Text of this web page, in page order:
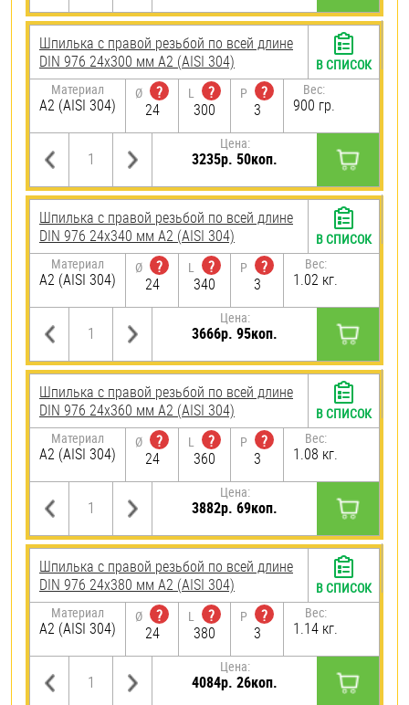
Шпилька с правой резьбой по всей длине
DIN 976 24х300 мм А2 (AISI 304)
Материал
А2 (AISI 304)
Ø
?
24
L
?
300
P
?
3
Вес:
900 гр.
Цена:
3235р. 50коп.
В СПИСОК
Шпилька с правой резьбой по всей длине
DIN 976 24х340 мм А2 (AISI 304)
Материал
А2 (AISI 304)
Ø
?
24
L
?
340
P
?
3
Вес:
1.02 кг.
Цена:
3666р. 95коп.
В СПИСОК
Шпилька с правой резьбой по всей длине
DIN 976 24х360 мм А2 (AISI 304)
Материал
А2 (AISI 304)
Ø
?
24
L
?
360
P
?
3
Вес:
1.08 кг.
Цена:
3882р. 69коп.
В СПИСОК
Шпилька с правой резьбой по всей длине
DIN 976 24х380 мм А2 (AISI 304)
Материал
А2 (AISI 304)
Ø
?
24
L
?
380
P
?
3
Вес:
1.14 кг.
Цена:
4084р. 26коп.
В СПИСОК